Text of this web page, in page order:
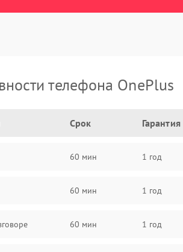
телефона OnePlus
Срок Гарантия
60 мин 1 год
60 мин 1 год
60 мин 1 год